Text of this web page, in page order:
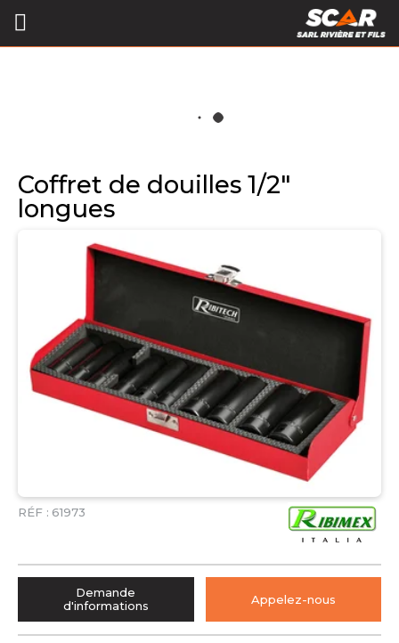
Coffret de douilles 1/2"
longues
RÉF : 61973
Demande
d'informations
Appelez-nous